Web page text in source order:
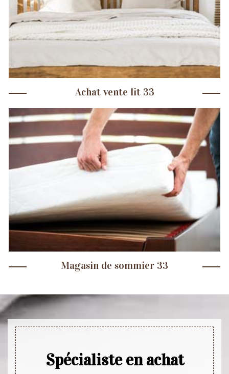
Achat vente lit 33
Magasin de sommier 33
Spécialiste en achat